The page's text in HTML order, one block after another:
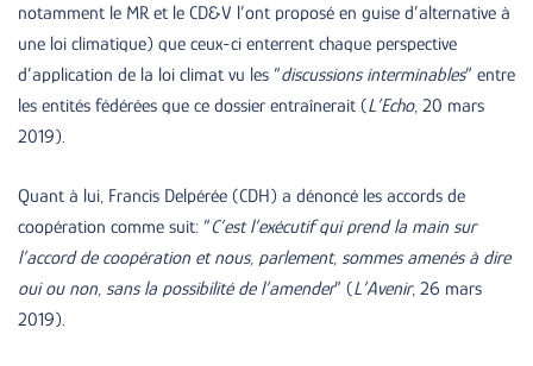
notamment le MR et le CD&V l’ont proposé en guise d’alternative à
une loi climatique) que ceux-ci enterrent chaque perspective
d’application de la loi climat vu les “discussions interminables” entre
les entités fédérées que ce dossier entraînerait (L’Echo, 20 mars
2019).
Quant à lui, Francis Delpérée (CDH) a dénoncé les accords de
coopération comme suit: “C’est l’exécutif qui prend la main sur
l’accord de coopération et nous, parlement, sommes amenés à dire
oui ou non, sans la possibilité de l’amender” (L’Avenir, 26 mars
2019).